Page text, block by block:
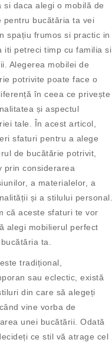
si daca alegi o mobilă de
pentru bucătăria ta vei
spațiu frumos si practic in
iti petreci timp cu familia si
Alegerea mobilei de
potrivite poate face o
în ceea ce privește
și aspectul
tale. În acest articol,
sfaturi pentru a alege
de bucătărie potrivit,
prin considerarea
a materialelor, a
și a stilului personal.
că aceste sfaturi te vor
alegi mobilierul perfect
ta.
tradițional,
sau eclectic, există
din care să alegeți
vine vorba de
unei bucătării. Odată
ce stil vă atrage cel